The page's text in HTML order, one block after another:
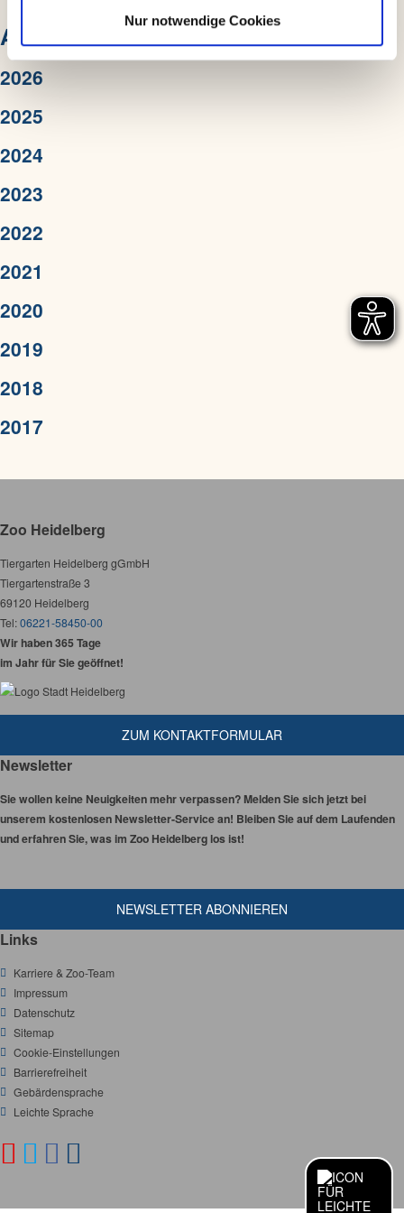
Nur notwendige Cookies
ARCHIV
2026
2025
2024
2023
2022
2021
2020
2019
2018
2017
Zoo Heidelberg
Tiergarten Heidelberg gGmbH
Tiergartenstraße 3
69120 Heidelberg
Tel:06221-58450-00
Wir haben 365 Tage
im Jahr für Sie geöffnet!
ZUM KONTAKTFORMULAR
Newsletter
Sie wollen keine Neuigkeiten mehr verpassen? Melden Sie sich jetzt bei
unserem kostenlosen Newsletter-Service an! Bleiben Sie auf dem Laufenden
und erfahren Sie, was im Zoo Heidelberg los ist!
NEWSLETTER ABONNIEREN
Links
Karriere & Zoo-Team
Impressum
Datenschutz
Sitemap
Cookie-Einstellungen
Barrierefreiheit
Gebärdensprache
Leichte Sprache
S
O
Y T F
L